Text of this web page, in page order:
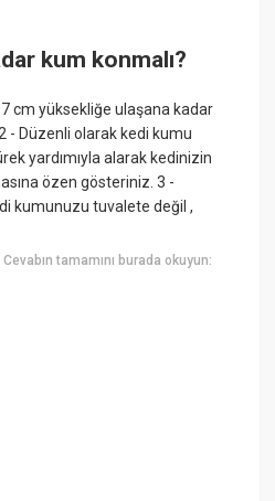
kum konmalı?
7 cm yüksekliğe ulaşana kadar
- Düzenli olarak kedi kumu
yardımıyla alarak kedinizin
özen gösteriniz. 3 -
kumunuzu tuvalete değil ,
Cevabın tamamını burada okuyun: